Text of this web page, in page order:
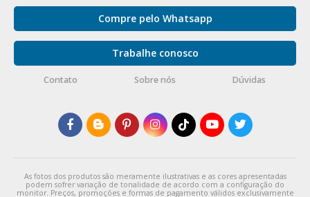
Compre pelo Whatsapp
Trabalhe conosco
Contato Sobre nós Dúvidas
As fotos dos produtos são meramente ilustrativas e as cores apresentadas
podem sofrer variação de tonalidade de acordo com a configuração do
monitor. Preços, promoções e formas de pagamento válidos exclusivamente